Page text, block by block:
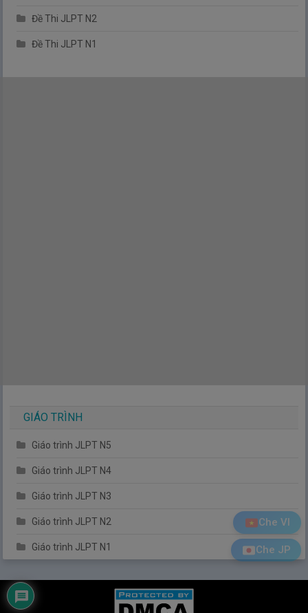
Che JP
Che VI
Đề Thi JLPT N2
Đề Thi JLPT N1
GIÁO TRÌNH
Giáo trình JLPT N5
Giáo trình JLPT N4
Giáo trình JLPT N3
Giáo trình JLPT N2
Giáo trình JLPT N1